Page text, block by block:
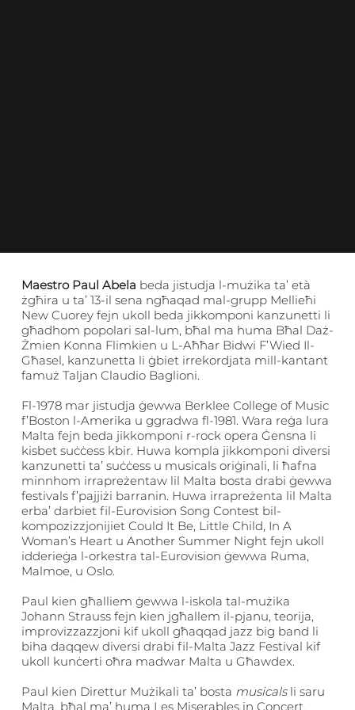
Maestro Paul Abela beda jistudja l-mużika ta’ età
żgħira u ta’ 13-il sena ngħaqad mal-grupp Mellieħi
New Cuorey fejn ukoll beda jikkomponi kanzunetti li
għadhom popolari sal-lum, bħal ma huma Bħal Daż-
Żmien Konna Flimkien u L-Aħħar Bidwi F’Wied Il-
Għasel, kanzunetta li ġbiet irrekordjata mill-kantant
famuż Taljan Claudio Baglioni.
Fl-1978 mar jistudja ġewwa Berklee College of Music
f’Boston l-Amerika u ggradwa fl-1981. Wara reġa lura
Malta fejn beda jikkomponi r-rock opera Ġensna li
kisbet suċċess kbir. Huwa kompla jikkomponi diversi
kanzunetti ta’ suċċess u musicals oriġinali, li ħafna
minnhom irrapreżentaw lil Malta bosta drabi ġewwa
festivals f’pajjiżi barranin. Huwa irrapreżenta lil Malta
erba’ darbiet fil-Eurovision Song Contest bil-
kompozizzjonijiet Could It Be, Little Child, In A
Woman’s Heart u Another Summer Night fejn ukoll
idderieġa l-orkestra tal-Eurovision ġewwa Ruma,
Malmoe, u Oslo.
Paul kien għalliem ġewwa l-iskola tal-mużika
Johann Strauss fejn kien jgħallem il-pjanu, teorija,
improvizzazzjoni kif ukoll għaqqad jazz big band li
biha daqqew diversi drabi fil-Malta Jazz Festival kif
ukoll kunċerti oħra madwar Malta u Għawdex.
Paul kien Direttur Mużikali ta’ bosta musicalsli saru
Malta, bħal ma’ huma Les Miserables in Concert,